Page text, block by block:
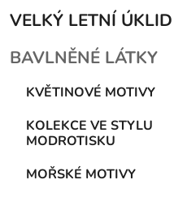
VELKÝ LETNÍ ÚKLID
BAVLNĚNÉ LÁTKY
KVĚTINOVÉ MOTIVY
KOLEKCE VE STYLU
MODROTISKU
MOŘSKÉ MOTIVY